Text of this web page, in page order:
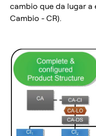
cambio que da lugar a
Cambio - CR).